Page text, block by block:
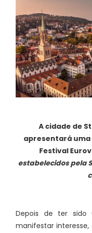
A cidade de
apresentará
Festival
estabelecidos pela
Depois de ter sido
manifestar